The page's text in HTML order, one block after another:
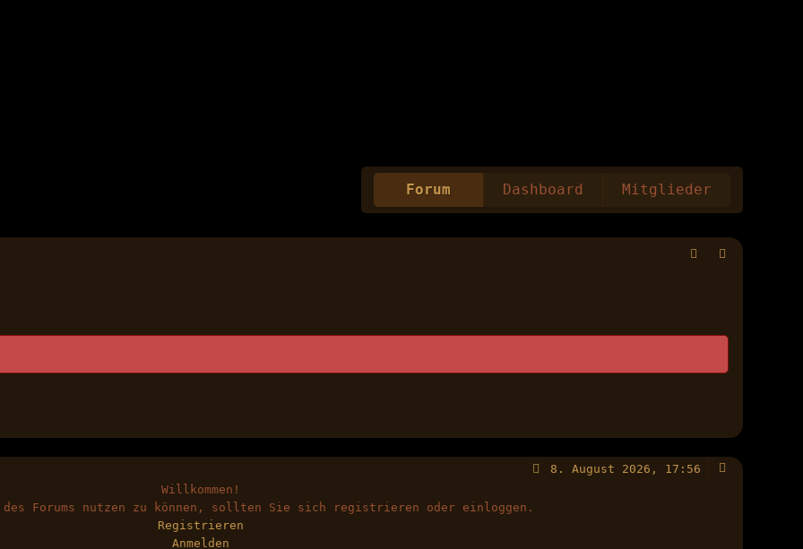
Forum Dashboard Mitglieder
8. August 2026, 17:56
Willkommen!
des Forums nutzen zu können, sollten Sie sich registrieren oder einloggen.
Registrieren
Anmelden